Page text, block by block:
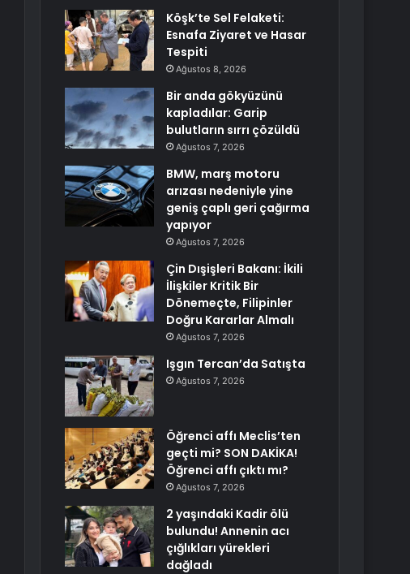
Köşk’te Sel Felaketi:
Esnafa Ziyaret ve Hasar
Tespiti
Ağustos 8, 2026
Bir anda gökyüzünü
kapladılar: Garip
bulutların sırrı çözüldü
Ağustos 7, 2026
BMW, marş motoru
arızası nedeniyle yine
geniş çaplı geri çağırma
yapıyor
Ağustos 7, 2026
Çin Dışişleri Bakanı: İkili
İlişkiler Kritik Bir
Dönemeçte, Filipinler
Doğru Kararlar Almalı
Ağustos 7, 2026
Işgın Tercan’da Satışta
Ağustos 7, 2026
Öğrenci affı Meclis’ten
geçti mi? SON DAKİKA!
Öğrenci affı çıktı mı?
Ağustos 7, 2026
2 yaşındaki Kadir ölü
bulundu! Annenin acı
çığlıkları yürekleri
dağladı